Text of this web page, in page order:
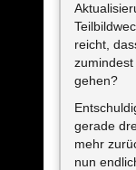
reicht,
gehen?
gerade
mehr
nun